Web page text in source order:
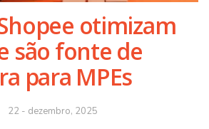
otimizam
são fonte de
para MPEs
22 - dezembro, 2025